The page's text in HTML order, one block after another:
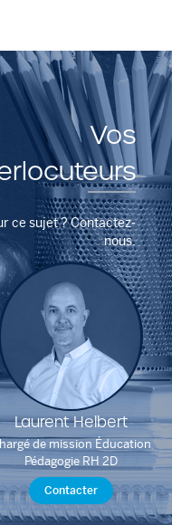
Vos
ce sujet ? Contactez-
nous.
Laurent Helbert
de mission Éducation
Pédagogie RH 2D
Contacter